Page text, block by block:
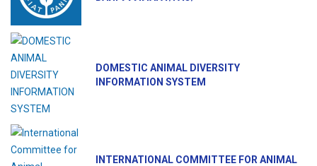
DOMESTIC ANIMAL DIVERSITY
INFORMATION SYSTEM
INTERNATIONAL COMMITTEE FOR ANIMAL